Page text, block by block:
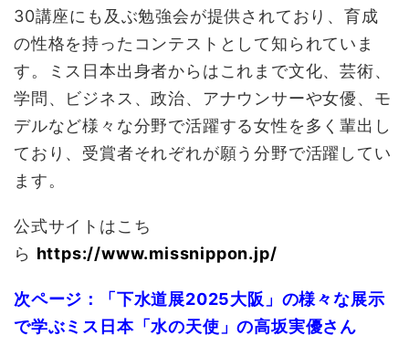
30講座にも及ぶ勉強会が提供されており、育成
の性格を持ったコンテストとして知られていま
す。ミス日本出身者からはこれまで文化、芸術、
学問、ビジネス、政治、アナウンサーや女優、モ
デルなど様々な分野で活躍する女性を多く輩出し
ており、受賞者それぞれが願う分野で活躍してい
ます。
公式サイトはこち
ら https://www.missnippon.jp/
次ページ：「下水道展2025大阪」の様々な展示
で学ぶミス日本「水の天使」の高坂実優さん